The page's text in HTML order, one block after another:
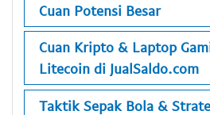
Cuan Potensi Besar
Cuan Kripto & Laptop
Litecoin di JualSaldo.com
Taktik Sepak Bola &